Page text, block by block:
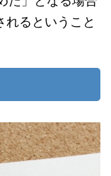
るということ